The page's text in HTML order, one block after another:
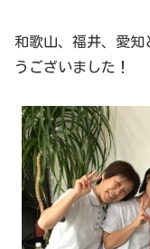
和歌山、福井、愛知
うございました！